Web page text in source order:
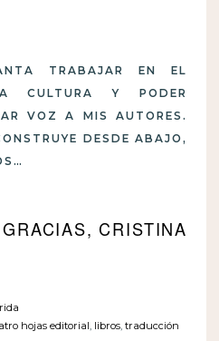
TRABAJAR EN EL
CULTURA Y PODER
VOZ A MIS AUTORES.
DESDE ABAJO,
GRACIAS, CRISTINA
hojas editorial libros, traducción